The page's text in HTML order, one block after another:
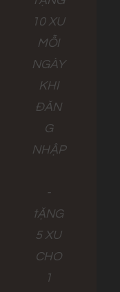
10 XU
MỖI
NGÀY
KHI
ĐĂN
G
NHẬP
-
tẶNG
5 XU
CHO
1